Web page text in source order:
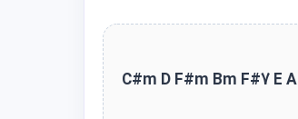
C#m D F#m Bm F#7 E A